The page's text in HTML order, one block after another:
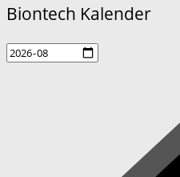
Biontech Kalender